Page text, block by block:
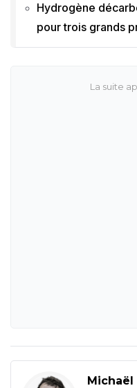
Hydrogène
pour trois grands
Michaël